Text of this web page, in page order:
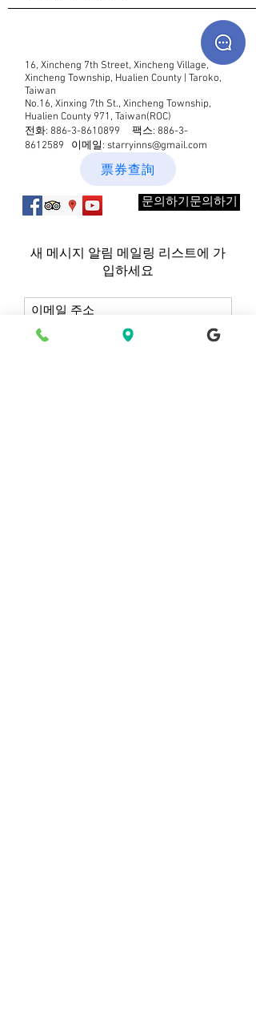
16, Xincheng 7th Street, Xincheng Village,
Xincheng Township, Hualien County | Taroko,
Taiwan
No.16, Xinxing 7th St., Xincheng Township,
Hualien County 971, Taiwan(ROC)
전화: 886-3-8610899 팩스: 886-3-
8612589 이메일: starryinns@gmail.com
票券查詢
문의하기문의하기
새 메시지 알림 메일링 리스트에 가
입하세요
지금 구독하기 지금 구독하기